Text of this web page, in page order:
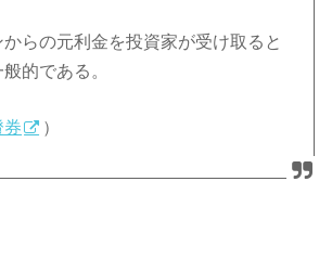
らの元利金を投資家が受け取ると
的である。
券 ）